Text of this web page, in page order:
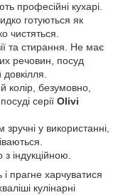
професійні кухарі.
готуються як
чистяться.
та стирання. Не має
речовин, посуд
колір, безумовно,
серії Olivi
зручні у використанні,
з індукційною.
і прагне харчуватися
кулінарні